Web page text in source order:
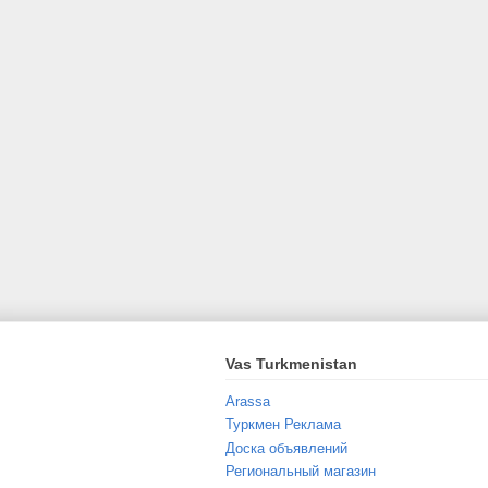
Vas Turkmenistan
Arassa
Туркмен Реклама
Доска объявлений
Региональный магазин